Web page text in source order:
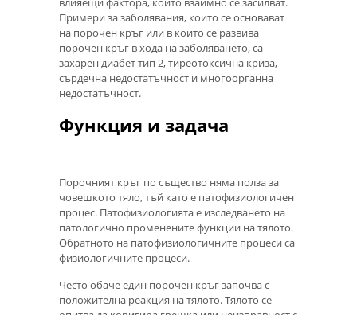
Примери за заболявания, които се основават
на порочен кръг или в които се развива
порочен кръг в хода на заболяването, са
захарен диабет тип 2, тиреотоксична криза,
сърдечна недостатъчност и многоорганна
недостатъчност.
Функция и задача
Порочният кръг по същество няма полза за
човешкото тяло, тъй като е патофизиологичен
процес. Патофизиологията е изследването на
патологично променените функции на тялото.
Обратното на патофизиологичните процеси са
физиологичните процеси.
Често обаче един порочен кръг започва с
положителна реакция на тялото. Тялото се